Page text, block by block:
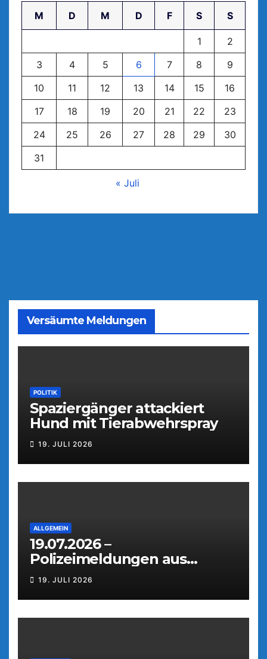
M D M D F S S
1
2
3
4 5 6 7 8
9
10
11 12 13 14 15
16
17
18 19 20 21 22
23
24
25 26 27 28 29
30
31
« Juli
Versäumte Meldungen
POLITIK
Spaziergänger attackiert
Hund mit Tierabwehrspray
19. JULI 2026
ALLGEMEIN
19.07.2026 –
Polizeimeldungen aus
Weiden
19. JULI 2026